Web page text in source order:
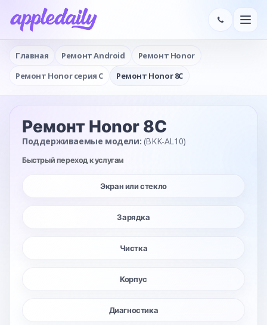
Главная Ремонт Android
Ремонт Honor
Ремонт Honor серия C
Ремонт Honor 8C
Ремонт Honor 8C
Поддерживаемые модели: (BKK-AL10)
Быстрый переход к услугам
Экран или стекло
Зарядка
Чистка
Корпус
Диагностика